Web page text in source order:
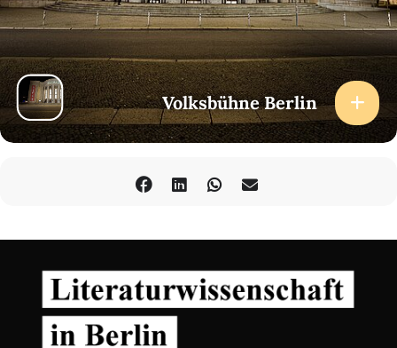
Salzborn (Ansprechpartner des Landes Berlin zu Antisemitismus),
Moderation: Benno Plassmann (Institut für Neue Soziale Plastik)
Informationen zu den weiteren Veranstaltungen innerhalb
vonReclaim Kunstfreiheit(10.-16.Oktober 2023) finden Sie
unterwww.neue-soziale-plastik.de
Der Eintritt ist frei, eine Anmeldung ist
obligatorisch:reclaim@neue-soziale-plastik.org
Antisemitismuskritik, Kunst & Kulturdes INSTITUTS FÜR NEUE
Volksbühne Berlin